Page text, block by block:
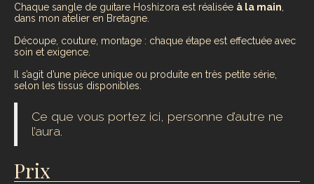
Chaque sangle de guitare Hoshizora est réalisée à la main
dans mon atelier en Bretagne.
Découpe, couture, montage : chaque étape est effectuée avec
soin et exigence.
Il s’agit d’une pièce unique ou produite en très petite série,
selon les tissus disponibles.
Ce que vous portez ici, personne d’autre ne
l’aura.
Prix